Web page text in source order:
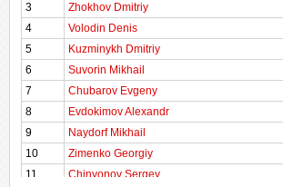
3
Zhokhov Dmitriy
4
Volodin Denis
5
Kuzminykh Dmitriy
6
Suvorin Mikhail
7
Chubarov Evgeny
8
Evdokimov Alexandr
9
Naydorf Mikhail
10
Zimenko Georgiy
11
Chinyonov Sergey